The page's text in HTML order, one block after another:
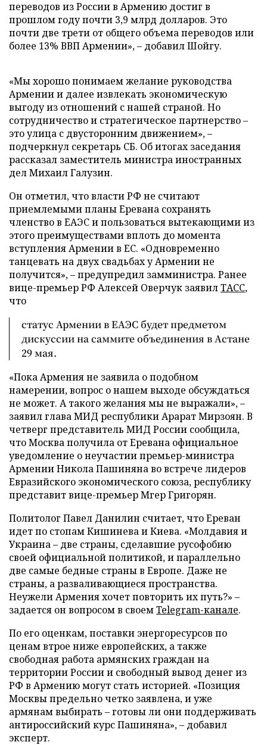
переводов из России в Армению достиг в
прошлом году почти 3,9 млрд долларов. Это
почти две трети от общего объема переводов или
более 13% ВВП Армении», – добавил Шойгу.
«Мы хорошо понимаем желание руководства
Армении и далее извлекать экономическую
выгоду из отношений с нашей страной. Но
сотрудничество и стратегическое партнерство –
это улица с двусторонним движением», –
подчеркнул секретарь СБ. Об итогах заседания
рассказал заместитель министра иностранных
дел Михаил Галузин.
Он отметил, что власти РФ не считают
приемлемыми планы Еревана сохранять
членство в ЕАЭС и пользоваться вытекающими из
этого преимуществами вплоть до момента
вступления Армении в ЕС. «Одновременно
танцевать на двух свадьбах у Армении не
получится», – предупредил замминистра. Ранее
вице-премьер РФ Алексей Оверчук заявилТАСС,
что
статус Армении в ЕАЭС будет предметом
дискуссии на саммите объединения в Астане
29 мая.
«Пока Армения не заявила о подобном
намерении, вопрос о нашем выходе обсуждаться
не может. А такого желания мы не выражали», –
заявил глава МИД республики Арарат Мирзоян. В
четверг представитель МИД России сообщила,
что Москва получила от Еревана официальное
уведомление о неучастии премьер-министра
Армении Никола Пашиняна во встрече лидеров
Евразийского экономического союза, республику
представит вице-премьер Мгер Григорян.
Политолог Павел Данилин считает, что Ереван
идет по стопам Кишинева и Киева. «Молдавия и
Украина – две страны, сделавшие русофобию
своей официальной политикой, и параллельно
две самые бедные страны в Европе. Даже не
страны, а разваливающиеся пространства.
Неужели Армения хочет повторить их путь?» –
задается он вопросом в своемTelegram-канале.
По его оценкам, поставки энергоресурсов по
ценам втрое ниже европейских, а также
свободная работа армянских граждан на
территории России и свободный вывод денег из
РФ в Армению могут стать историей. «Позиция
Москвы предельно четко заявлена, и уже
армянам выбирать – готовы ли они поддерживать
антироссийский курс Пашиняна», – добавил
эксперт.